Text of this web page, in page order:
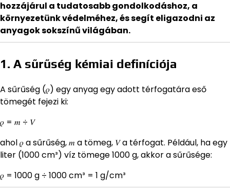
hozzájárul a tudatosabb gondolkodáshoz, a
környezetünk védelméhez, és segít eligazodni az
anyagok sokszínű világában.
1. A sűrűség kémiai definíciója
A sűrűség (𝜌) egy anyag egy adott térfogatára eső
tömegét fejezi ki:
𝜌 = 𝑚 ÷ 𝑉
ahol 𝜌 a sűrűség, 𝑚 a tömeg, 𝑉 a térfogat. Például, ha egy
liter (1000 cm³) víz tömege 1000 g, akkor a sűrűsége:
𝜌 = 1000 g ÷ 1000 cm³ = 1 g/cm³